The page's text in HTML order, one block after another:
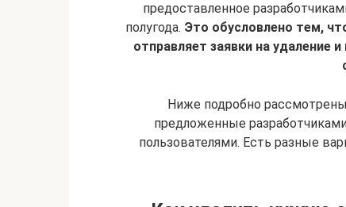
предоставленное
полугода. Это обусловлено тем,
отправляет заявки на удаление
Ниже подробно
предложенные
пользователями. Есть разные